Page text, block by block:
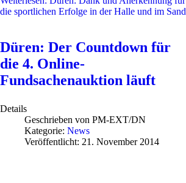
die sportlichen Erfolge in der Halle und im Sand
Düren: Der Countdown für
die 4. Online-
Fundsachenauktion läuft
Details
Geschrieben von PM-EXT/DN
Kategorie: News
Veröffentlicht: 21. November 2014